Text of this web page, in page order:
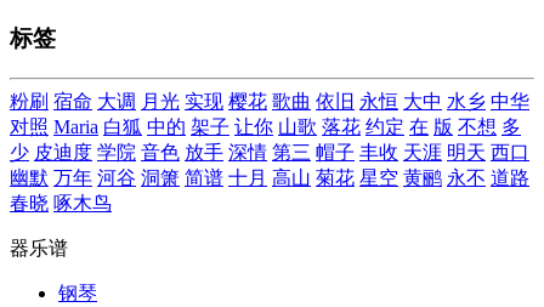
标签
粉刷 宿命 大调 月光 实现 樱花 歌曲 依旧 永恒 大中 水乡 中华
对照 Maria 白狐 中的 架子 让你 山歌 落花 约定 在 版 不想 多
少 皮迪度 学院 音色 放手 深情 第三 帽子 丰收 天涯 明天 西口
幽默 万年 河谷 洞箫 简谱 十月 高山 菊花 星空 黄鹂 永不 道路
春晓 啄木鸟
器乐谱
钢琴